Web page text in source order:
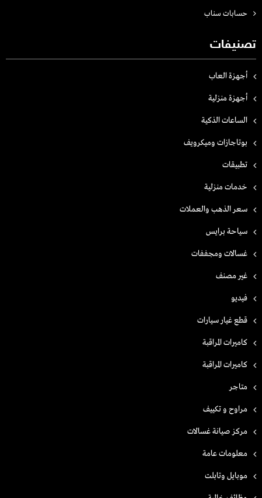
حسابات سناب
تصنيفات
أجهزة العاب
أجهزة منزلية
الساعات الذكية
بوتاجازات وميكرويف
تطبيقات
خدمات منزلية
سعر الذهب والعملات
سياحة برايس
غسالات ومجففات
غير مصنف
فيديو
قطع غيار سيارات
كاميرات المراقبة
كاميرات المراقبة
متاجر
مراوح و تكييف
مركز صيانة غسالات
معلومات عامة
موبايل وتابلت